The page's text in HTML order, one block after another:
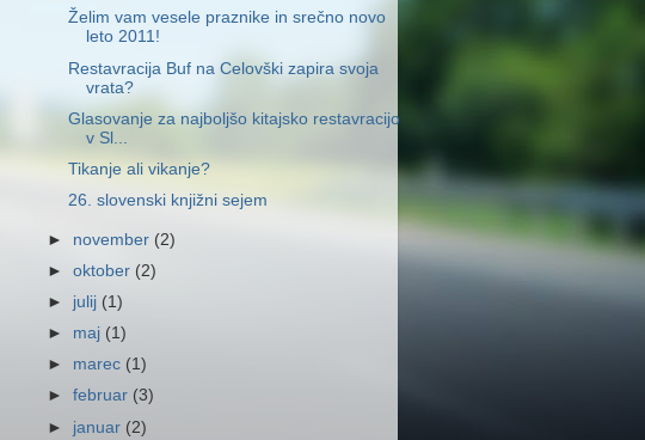
Želim vam vesele praznike in srečno novo
leto 2011!
Restavracija Buf na Celovški zapira svoja
vrata?
Glasovanje za najboljšo kitajsko restavracijo
v Sl...
Tikanje ali vikanje?
26. slovenski knjižni sejem
► november (2)
►oktober (2)
► julij (1)
► maj (1)
► marec (1)
►februar (3)
► januar (2)